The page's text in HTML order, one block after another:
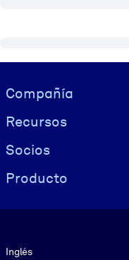
Visually hidden Text
Compañía
Recursos
Socios
Producto
Inglés